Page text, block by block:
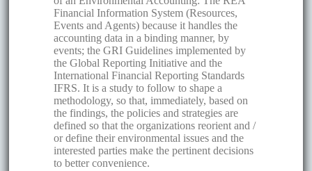
Financial Information System (Resources,
Events and Agents) because it handles the
accounting data in a binding manner, by
events; the GRI Guidelines implemented by
the Global Reporting Initiative and the
International Financial Reporting Standards
IFRS. It is a study to follow to shape a
methodology, so that, immediately, based on
the findings, the policies and strategies are
defined so that the organizations reorient and /
or define their environmental issues and the
interested parties make the pertinent decisions
to better convenience.